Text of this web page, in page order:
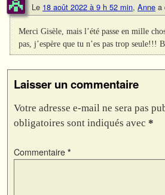
Le 18 août 2022 à 9 h 52 min, Anne a
Merci Gisèle, mais l’été passe en mille
pas, j’espère que tu n’es pas trop seule!!!
Laisser un commentaire
Votre adresse e-mail ne sera pas
obligatoires sont indiqués avec *
Commentaire *